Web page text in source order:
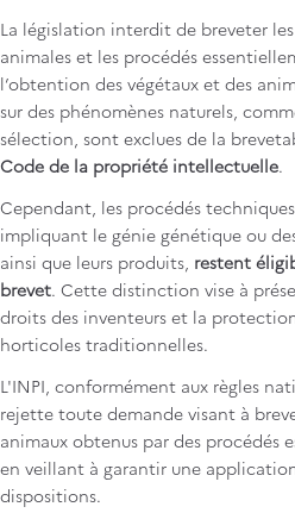
La législation interdit de breveter
animales et les procédés
l’obtention des végétaux et des
sur des phénomènes naturels,
sélection, sont exclues de la
Code de la propriété intellectuelle.
Cependant, les procédés
impliquant le génie génétique ou
ainsi que leurs produits, restent
brevet. Cette distinction vise à
droits des inventeurs et la
horticoles traditionnelles.
L'INPI, conformément aux règles
rejette toute demande visant à
animaux obtenus par des procédés
en veillant à garantir une
dispositions.